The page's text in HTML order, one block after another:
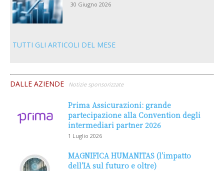
30 Giugno 2026
TUTTI GLI ARTICOLI DEL MESE
DALLE AZIENDE Notizie sponsorizzate
Prima Assicurazioni: grande
partecipazione alla Convention degli
intermediari partner 2026
1 Luglio 2026
MAGNIFICA HUMANITAS (l’impatto
dell’IA sul futuro e oltre)